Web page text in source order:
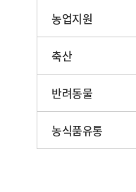
농업지원
축산
반려동물
농식품유통